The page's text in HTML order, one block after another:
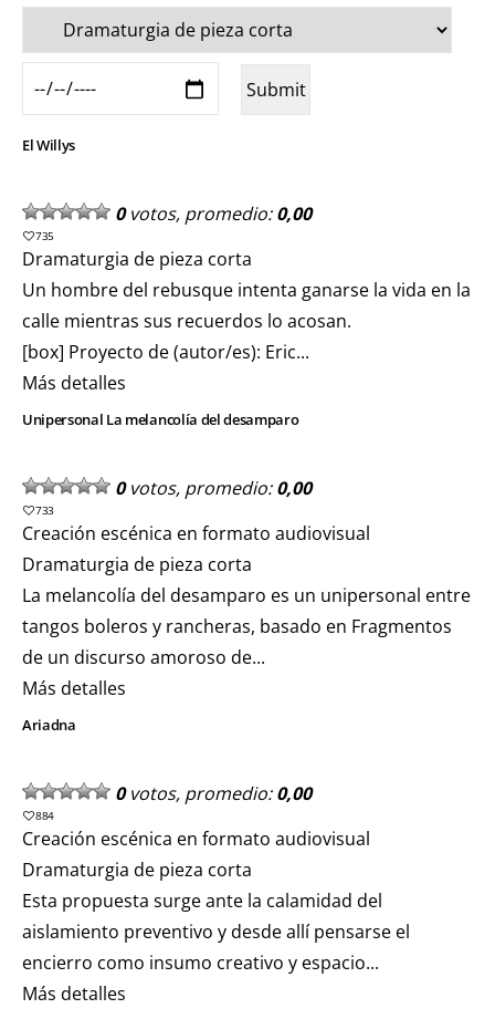
El Willys
0votos, promedio:0,00
735
Dramaturgia de pieza corta
Un hombre del rebusque intenta ganarse la vida en la
calle mientras sus recuerdos lo acosan.
[box] Proyecto de (autor/es): Eric...
Más detalles
Unipersonal La melancolía del desamparo
0votos, promedio:0,00
733
Creación escénica en formato audiovisual
Dramaturgia de pieza corta
La melancolía del desamparo es un unipersonal entre
tangos boleros y rancheras, basado en Fragmentos
de un discurso amoroso de...
Más detalles
Ariadna
0votos, promedio:0,00
884
Creación escénica en formato audiovisual
Dramaturgia de pieza corta
Esta propuesta surge ante la calamidad del
aislamiento preventivo y desde allí pensarse el
encierro como insumo creativo y espacio...
Más detalles